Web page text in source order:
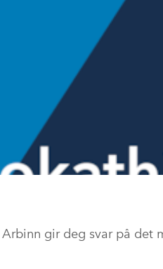
gir deg svar på det